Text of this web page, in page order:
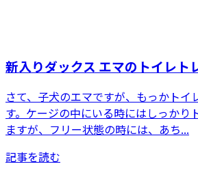
新入りダックス エマのトイレト
さて、子犬のエマですが、もっかトイ
す。ケージの中にいる時にはしっかり
ますが、フリー状態の時には、あち...
記事を読む